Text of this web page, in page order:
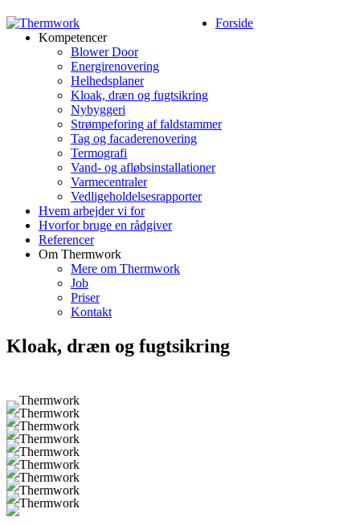
Forside
Kompetencer
Blower Door
Energirenovering
Helhedsplaner
Kloak, dræn og fugtsikring
Nybyggeri
Strømpeforing af faldstammer
Tag og facaderenovering
Termografi
Vand- og afløbsinstallationer
Varmecentraler
Vedligeholdelsesrapporter
Hvem arbejder vi for
Hvorfor bruge en rådgiver
Referencer
Om Thermwork
Mere om Thermwork
Job
Priser
Kontakt
Kloak, dræn og fugtsikring